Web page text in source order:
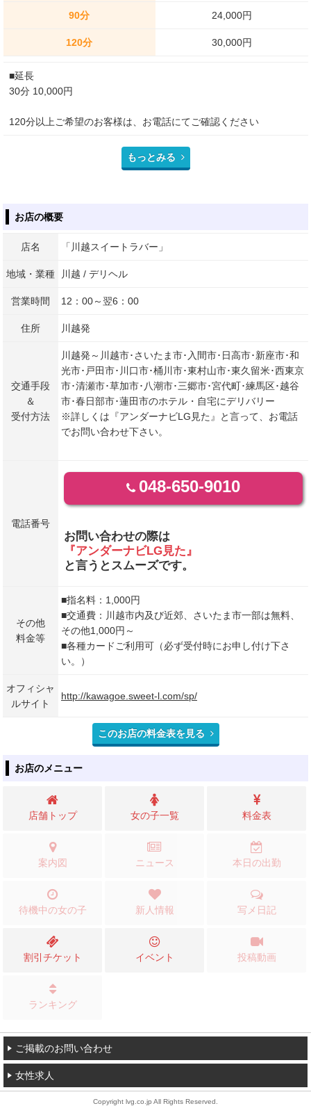
90分 24,000円
120分 30,000円
■延長
30分 10,000円
120分以上ご希望のお客様は、お電話にてご確認ください
もっとみる
お店の概要
店名 「川越スイートラバー」
地域・業種 川越 / デリヘル
営業時間 12：00～翌6：00
住所 川越発
交通手段
＆
受付方法
川越発～川越市･さいたま市･入間市･日高市･新座市･和
光市･戸田市･川口市･桶川市･東村山市･東久留米･西東京
市･清瀬市･草加市･八潮市･三郷市･宮代町･練馬区･越谷
市･春日部市･蓮田市のホテル・自宅にデリバリー
※詳しくは『アンダーナビLG見た』と言って、お電話
でお問い合わせ下さい。
電話番号
048-650-9010
お問い合わせの際は
『アンダーナビLG見た』
と言うとスムーズです。
その他
料金等
■指名料：1,000円
■交通費：川越市内及び近郊、さいたま市一部は無料、
その他1,000円～
■各種カードご利用可（必ず受付時にお申し付け下さ
い。）
オフィシャ
ルサイト
http://kawagoe.sweet-l.com/sp/
このお店の料金表を見る
お店のメニュー
店舗トップ 女の子一覧 料金表
案内図 ニュース 本日の出勤
待機中の女の子 新人情報 写メ日記
割引チケット イベント 投稿動画
ランキング
ご掲載のお問い合わせ
女性求人
Copyright lvg.co.jp All Rights Reserved.